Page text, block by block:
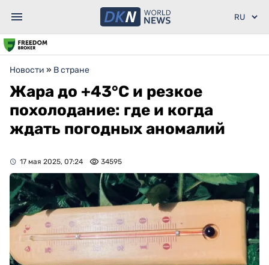
Новости » В стране
Жара до +43°C и резкое
похолодание: где и когда
ждать погодных аномалий
17 мая 2025, 07:24 34595